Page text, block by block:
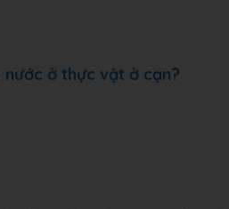
nước ở thực vật ở cạn?